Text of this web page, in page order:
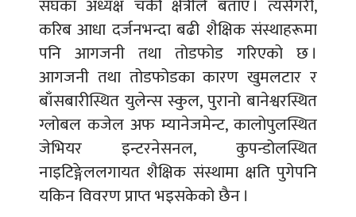
संघका अध्यक्ष चंकी क्षेत्रीले बताए । त्यसैगरी,
करिब आधा दर्जनभन्दा बढी शैक्षिक संस्थाहरूमा
पनि आगजनी तथा तोडफोड गरिएको छ ।
आगजनी तथा तोडफोडका कारण खुमलटार र
बाँसबारीस्थित युलेन्स स्कुल, पुरानो बानेश्वरस्थित
ग्लोबल कजेल अफ म्यानेजमेन्ट, कालोपुलस्थित
जेभियर इन्टरनेसनल, कुपन्डोलस्थित
नाइटिङ्गेललगायत शैक्षिक संस्थामा क्षति पुगेपनि
यकिन विवरण प्राप्त भइसकेको छैन ।